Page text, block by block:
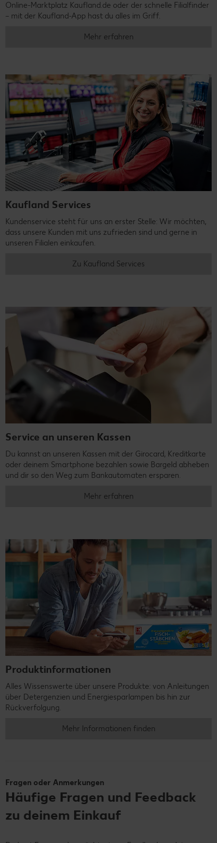
Online-Marktplatz Kaufland.de oder der schnelle Filialfinder
– mit der Kaufland-App hast du alles im Griff.
Mehr erfahren
Kaufland Services
Kundenservice steht für uns an erster Stelle: Wir möchten,
dass unsere Kunden mit uns zufrieden sind und gerne in
unseren Filialen einkaufen.
Zu Kaufland Services
Service an unseren Kassen
Du kannst an unseren Kassen mit der Girocard, Kreditkarte
oder deinem Smartphone bezahlen sowie Bargeld abheben
und dir so den Weg zum Bankautomaten ersparen.
Mehr erfahren
Produktinformationen
Alles Wissenswerte über unsere Produkte: von Anleitungen
über Detergenzien und Energiesparlampen bis hin zur
Rückverfolgung.
Mehr Informationen finden
Fragen oder Anmerkungen
Häufige Fragen und Feedback
zu deinem Einkauf